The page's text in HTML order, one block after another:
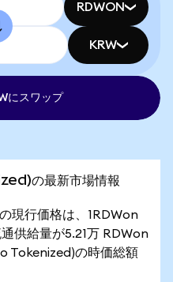
RDWON
KRW
にスワップ
の最新市場情報
現行価格は、1RDWon
供給量が5.21万 RDWon
Tokenized)の時価総額